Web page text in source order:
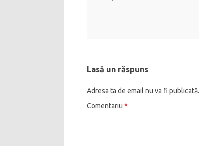
Lasă un răspuns
Adresa ta de email nu va fi publicată.
Comentariu *